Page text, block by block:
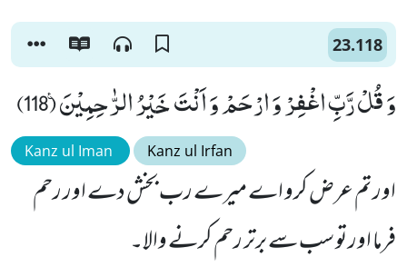
23.118
وَ قُلْ رَّبِّ اغْفِرْ وَ ارْحَمْ وَ اَنْتَ خَیْرُ الرّٰحِمِیْنَ۠ (118)
Kanz ul Iman Kanz ul Irfan
اور تم عرض کرو اے میرے رب بخش دے اور رحم
فرما اور تو سب سے برتر رحم کرنے والا۔